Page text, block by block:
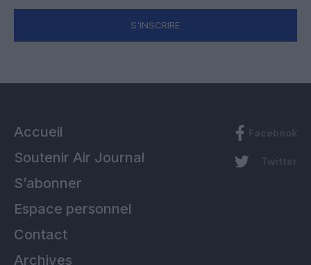
S'INSCRIRE
Accueil
Soutenir Air Journal
S’abonner
Espace personnel
Contact
Archives